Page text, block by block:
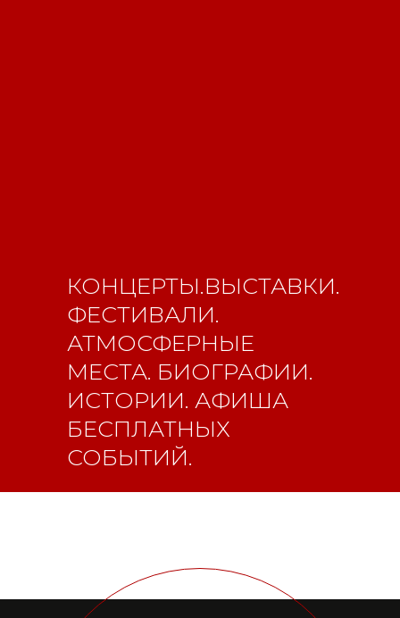
КОНЦЕРТЫ.ВЫСТАВКИ.
ФЕСТИВАЛИ.
АТМОСФЕРНЫЕ
МЕСТА. БИОГРАФИИ.
ИСТОРИИ. АФИША
БЕСПЛАТНЫХ
СОБЫТИЙ.
Свидетельство о
регистрации СМИ ЭЛ №
ФС77-84346 от 08.12.2022
ISSN 3033-9081
Youtube